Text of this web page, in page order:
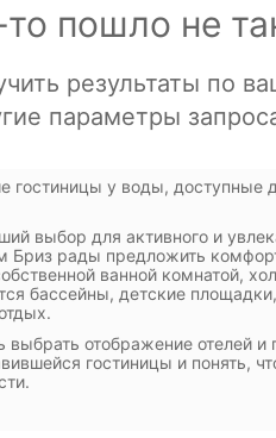
у воды, доступные
выбор для активного и
рады предложить
ванной комнатой,
бассейны, детские
отображение отелей и
гостиницы и понять,